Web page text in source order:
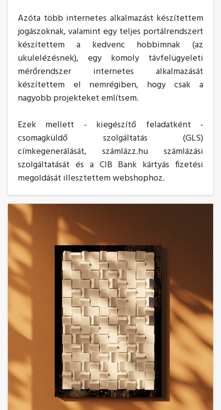
Azóta több internetes alkalmazást készítettem
jogászoknak, valamint egy teljes portálrendszert
készítettem a kedvenc hobbimnak (az
ukulelézésnek), egy komoly távfelügyeleti
mérőrendszer internetes alkalmazását
készítettem el nemrégiben, hogy csak a
nagyobb projekteket említsem.
Ezek mellett - kiegészítő feladatként -
csomagküldő szolgáltatás (GLS)
címkegenerálását, számlázz.hu számlázási
szolgáltatását és a CIB Bank kártyás fizetési
megoldását illesztettem webshophoz.